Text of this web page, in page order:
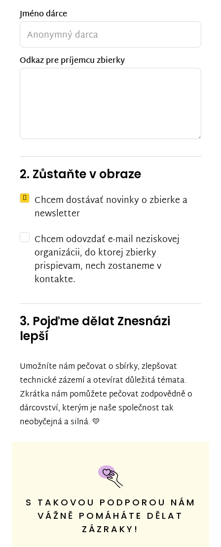
Jméno dárce
Odkaz pre príjemcu zbierky
2. Zůstaňte v obraze
Chcem dostávať novinky o zbierke a
newsletter
Chcem odovzdať e-mail neziskovej
organizácii, do ktorej zbierky
prispievam, nech zostaneme v
kontakte.
3. Pojďme dělat Znesnázi
lepší
Umožníte nám pečovat o sbírky, zlepšovat
technické zázemí a otevírat důležitá témata.
Zkrátka nám pomůžete pečovat zodpovědně o
dárcovství, kterým je naše společnost tak
neobyčejná a silná. 💛
S TAKOVOU PODPOROU NÁM
VÁŽNĚ POMÁHÁTE DĚLAT
ZÁZRAKY!